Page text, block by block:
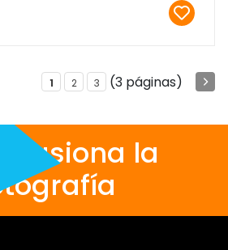
1 2 3 (3 páginas)
la